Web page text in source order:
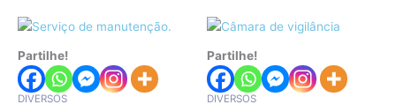
Partilhe!
DIVERSOS
Partilhe!
DIVERSOS